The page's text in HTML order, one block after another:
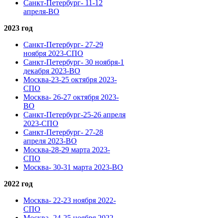
Санкт-Петербург- 11-12
апреля-ВО
2023 год
Санкт-Петербург- 27-29
ноября 2023-СПО
Санкт-Петербург- 30 ноября-1
декабря 2023-ВО
Москва-23-25 октября 2023-
СПО
Москва- 26-27 октября 2023-
ВО
Санкт-Петербург-25-26 апреля
2023-СПО
Санкт-Петербург- 27-28
апреля 2023-ВО
Москва-28-29 марта 2023-
СПО
Москва- 30-31 марта 2023-ВО
2022 год
Москва- 22-23 ноября 2022-
СПО